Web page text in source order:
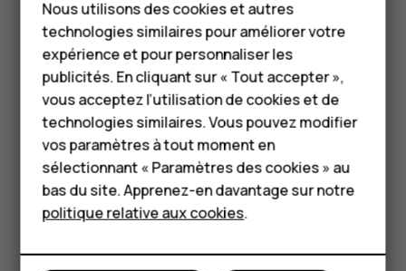
Téléphones pour
seniors
HMD Terra M
Pour les entreprises
Tablettes
Boutique
Mon compte
Si votre téléphone vous invite à saisir un code PIN,
appuyez surAppel urgence.
Désactivez les restrictions d'appel sur votre
téléphone, notamment l'interdiction d'appel, la liste
des numéros autorisés ou le groupe d'utilisateurs
Si le réseau mobile n'est pas disponible, vous
pouvez aussi essayer d'émettre un appel Internet,
pour autant que vous ayez accès à Internet.
Nous utilisons des cookies et autres
technologies similaires pour améliorer votre
expérience et pour personnaliser les
publicités. En cliquant sur « Tout accepter »,
vous acceptez l’utilisation de cookies et de
technologies similaires. Vous pouvez modifier
vos paramètres à tout moment en
sélectionnant « Paramètres des cookies » au
bas du site. Apprenez-en davantage sur notre
politique relative aux cookies.